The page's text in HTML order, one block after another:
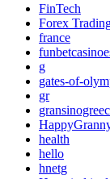
FinTech
Forex
france
g
gates-of-
gr
health
hello
hnetg